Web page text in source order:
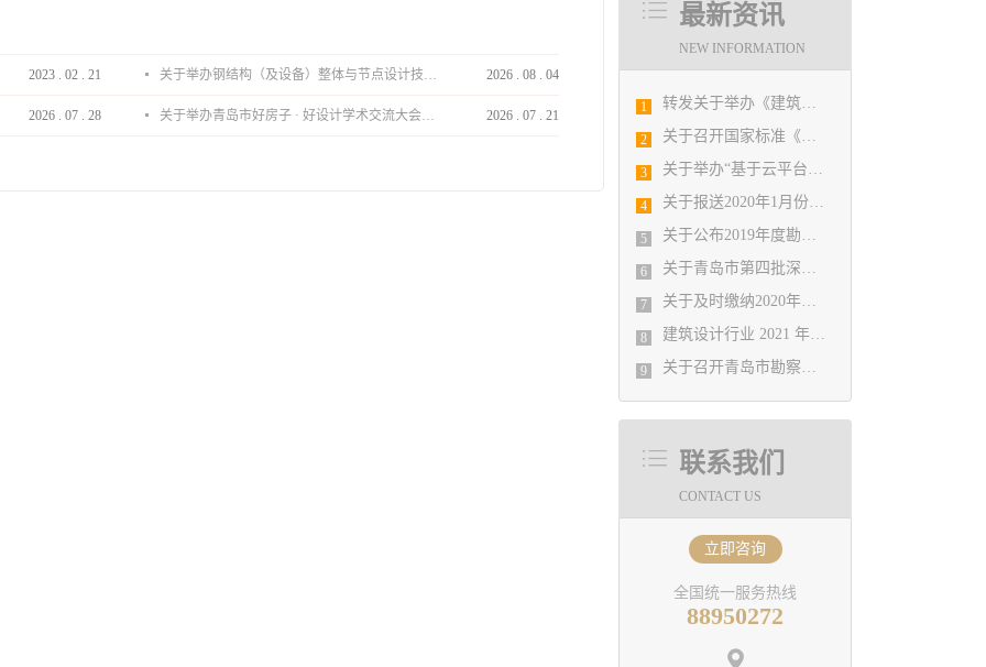
最新资讯
NEW INFORMATION
1 转发关于举办《建筑电气与智能化通用规范》 GB55024-2022公益宣贯的通知
2 关于召开国家标准《绿色建筑评价标准》 （GB/T 50378-2019）宣贯培训会议的预备通知
3 关于举办“基于云平台的广域网下多方BIM协同平台及BIM实际工程应用研讨会”的通知
4 关于报送2020年1月份勘察设计经济形势 月报有关工作的通知
5 关于公布2019年度勘察设计行业 优秀企业、优秀企业管理者、先进工作者评选结果的通知
6 关于青岛市第四批深基坑工程评审专家入库人员公示
7 关于及时缴纳2020年会费的温馨提示
8 ​建筑设计行业 2021 年院长论坛
9 ​关于召开青岛市勘察设计协会2021年度第一次理事会的通知
联系我们
CONTACT US
立即咨询
全国统一服务热线
88950272
2023 . 02 . 21 关于举办钢结构（及设备）整体与节点设计技术分享会的通知 2026 . 08 . 04
2026 . 07 . 28 关于举办青岛市好房子 · 好设计学术交流大会的通知 2026 . 07 . 21